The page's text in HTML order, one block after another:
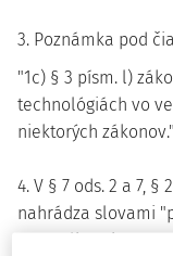
3. Poznámka pod
"1c) § 3 písm. l)
technológiách vo
niektorých
4. V § 7 ods. 2 a 7,
nahrádza slovami
starostlivosti".